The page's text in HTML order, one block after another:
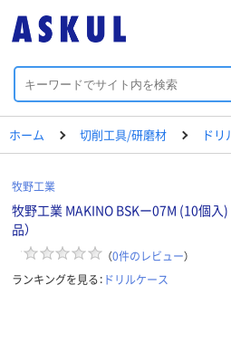
ホーム 切削工具/研磨材 ドリ
牧野工業
牧野工業 MAKINO BSKー07M (10個入
品）
（0件のレビュー）
ランキングを見る： ドリルケース